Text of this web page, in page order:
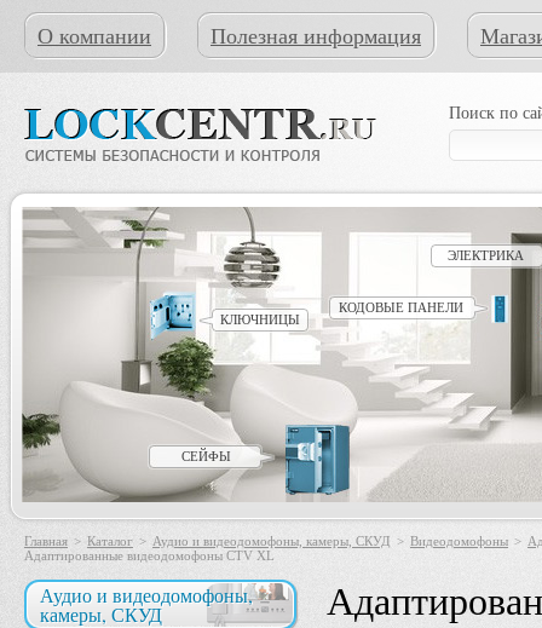
О компании Полезная информация
Поиск по
ЭЛЕКТРИКА
КЛЮЧНИЦЫ
КОДОВЫЕ ПАНЕЛИ
СЕЙФЫ
Главная > Каталог > Аудио и видеодомофоны, камеры, СКУД > Видеодомофоны >
Адаптированные видеодомофоны CTV XL
Аудио и видеодомофоны,
камеры, СКУД